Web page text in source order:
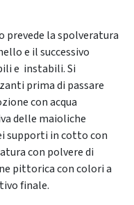
prevede la spolveratura
e il successivo
e instabili. Si
prima di passare
con acqua
delle maioliche
supporti in cotto con
con polvere di
pittorica con colori a
finale.